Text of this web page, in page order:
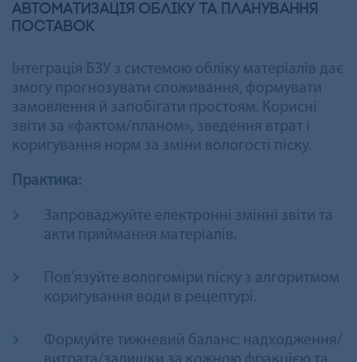
Автоматизація обліку та планування
поставок
Інтеграція БЗУ з системою обліку матеріалів дає
змогу прогнозувати споживання, формувати
замовлення й запобігати простоям. Корисні
звіти за «фактом/планом», зведення втрат і
коригування норм за зміни вологості піску.
Практика:
Запроваджуйте електронні змінні звіти та
акти приймання матеріалів.
Пов’язуйте вологоміри піску з алгоритмом
коригування води в рецептурі.
Формуйте тижневий баланс: надходження/